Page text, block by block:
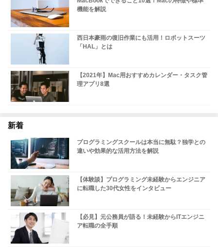
機能を解説
西日本豪雨の復旧作業にも活用！ロボットスーツ
「HAL」とは
【2021年】Mac用おすすめカレンダー・タスク管
理アプリ8選
新着
プログラミングスクールは本当に無駄？独学との
違いや効果的な活用方法を解説
【体験談】プログラミング未経験からエンジニア
に転職した30代女性をインタビュー
【必見】元公務員が語る！未経験からITエンジニ
ア転職の全手順